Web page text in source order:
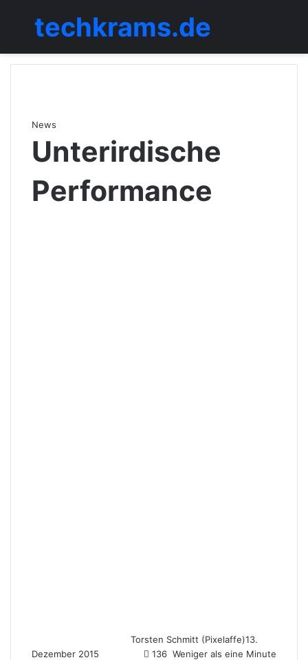
Menü
techkrams.de
News
Unterirdische
Performance
Torsten Schmitt (Pixelaffe)13.
Dezember 2015
136 Weniger als eine Minute